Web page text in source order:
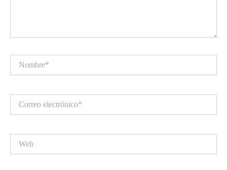
electrónico*